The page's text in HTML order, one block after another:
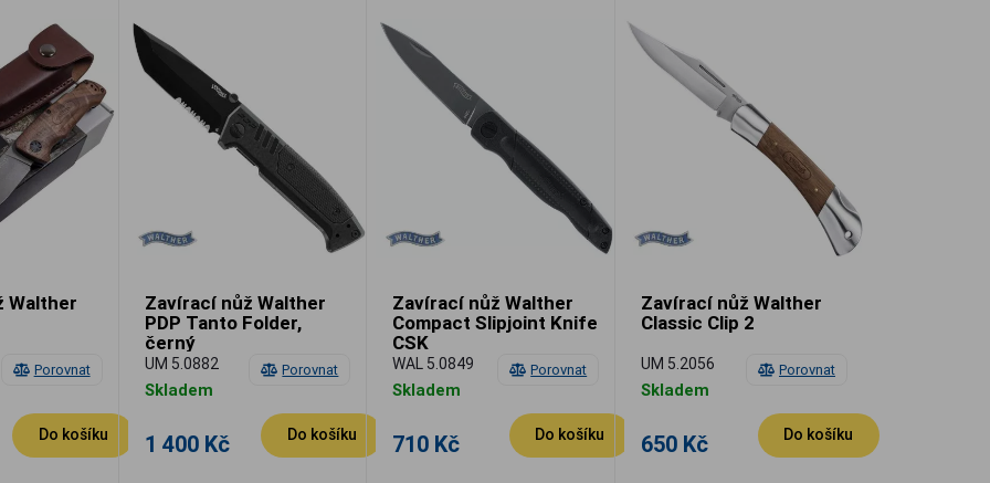
Porovnat
Walther
Do košíku
Porovnat
Zavírací nůž Walther
PDP Tanto Folder,
černý
UM 5.0882
Skladem
1 400 Kč Do košíku
Porovnat
Zavírací nůž Walther
Compact Slipjoint Knife
CSK
WAL 5.0849
Skladem
710 Kč Do košíku
Porovnat
Zavírací nůž Walther
Classic Clip 2
UM 5.2056
Skladem
650 Kč Do košíku